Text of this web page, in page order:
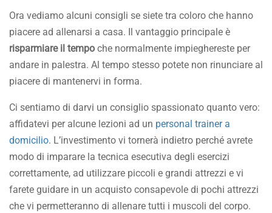
Ora vediamo alcuni consigli se siete tra coloro che hanno
piacere ad allenarsi a casa. Il vantaggio principale è
risparmiare il tempo che normalmente impieghereste per
andare in palestra. Al tempo stesso potete non rinunciare al
piacere di mantenervi in forma.
Ci sentiamo di darvi un consiglio spassionato quanto vero:
affidatevi per alcune lezioni ad un personal trainer a
domicilio. L’investimento vi tornerà indietro perché avrete
modo di imparare la tecnica esecutiva degli esercizi
correttamente, ad utilizzare piccoli e grandi attrezzi e vi
farete guidare in un acquisto consapevole di pochi attrezzi
che vi permetteranno di allenare tutti i muscoli del corpo.